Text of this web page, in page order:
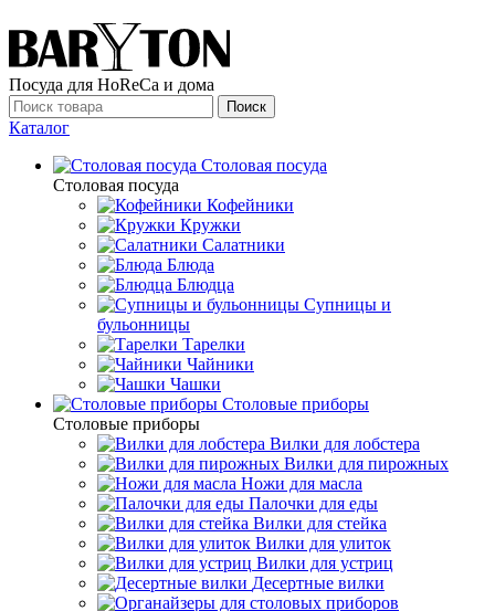
Посуда для HoReCa и дома
Поиск
Каталог
Столовая посуда
Столовая посуда
Кофейники
Кружки
Салатники
Блюда
Блюдца
Супницы и
бульонницы
Тарелки
Чайники
Чашки
Cтоловые приборы
Cтоловые приборы
Вилки для лобстера
Вилки для пирожных
Ножи для масла
Палочки для еды
Вилки для стейка
Вилки для улиток
Вилки для устриц
Десертные вилки